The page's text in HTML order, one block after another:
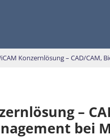
Konzernlösung – CAD/CAM,
–
bei